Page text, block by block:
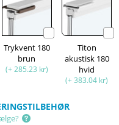
Trykvent 180
brun
(+ 285.23 kr)
Titon
akustisk 180
hvid
(+ 383.04 kr)